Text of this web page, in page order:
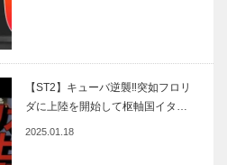
【ST2】キューバ逆襲‼︎突如フロリ
ダに上陸を開始して枢軸国イタ…
2025.01.18